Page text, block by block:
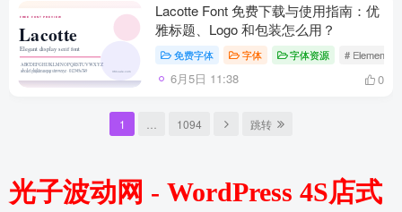
Lacotte Font 免费下载与使用指南：优
雅标题、Logo 和包装怎么用？
免费字体 字体 字体资源 # Elementor
6月5日 11:38 0
1 1094 跳转
光子波动网 - WordPress 4S店式